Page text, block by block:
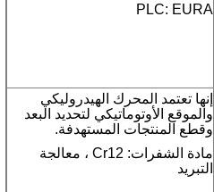
PLC: EURA
إنها تعتمد المحرك الهيدروليكي
والموقع الأوتوماتيكي لتحديد البعد
وقطع المنتجات المستهدفة.
مادة الشفرات: Cr12 ، معالجة
التبريد